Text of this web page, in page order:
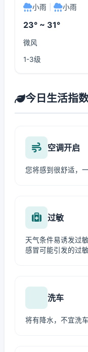
小雨 小雨
23° ~ 31°
微风
1-3级
今日生活指
空调开启
您将感到很舒适，
过敏
天气条件易诱发过
感冒可能引发的过敏
洗车
将有降水，不宜洗